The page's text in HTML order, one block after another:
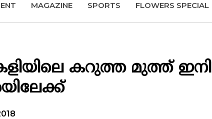
MAGAZINE SPORTS FLOWERS SPECIAL
കറുത്ത മുത്ത് ഇനി